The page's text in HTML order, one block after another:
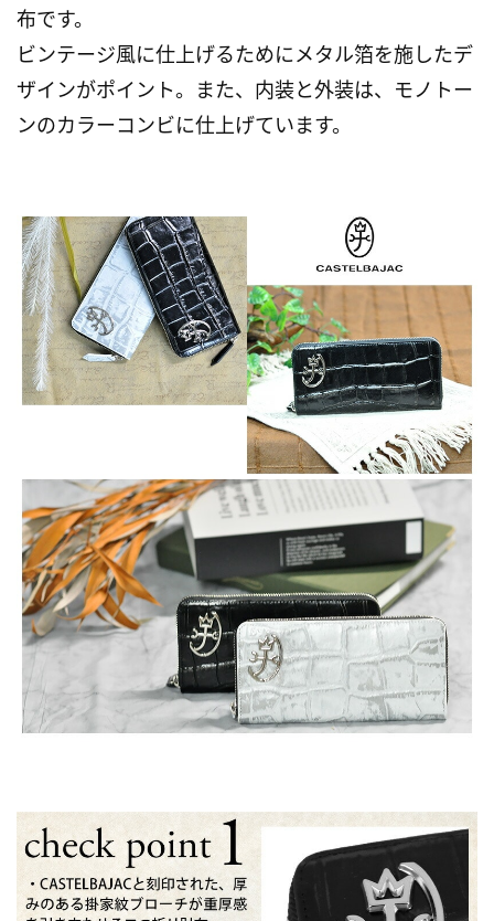
布です。
ビンテージ風に仕上げるためにメタル箔を施したデ
ザインがポイント。また、内装と外装は、モノトー
ンのカラーコンビに仕上げています。